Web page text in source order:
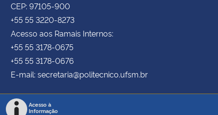
CEP: 97105-900
+55 55 3220-8273
Acesso aos Ramais Internos:
+55 55 3178-0675
+55 55 3178-0676
E-mail: secretaria@politecnico.ufsm.br
Acesso à
Informação